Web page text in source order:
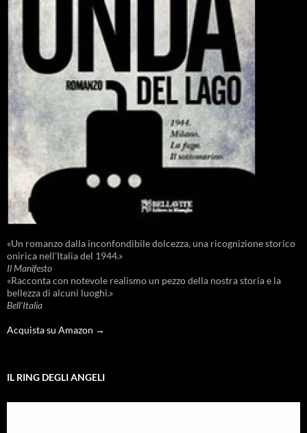
«Un romanzo dalla inconfondibile dolcezza, una ricognizione storico
onirica nell'Italia del 1944.»
Il Manifesto
«Racconta con notevole realismo un pezzo della nostra storia e la
bellezza di alcuni luoghi.»
Bell'Italia
Acquista su Amazon →
IL RING DEGLI ANGELI